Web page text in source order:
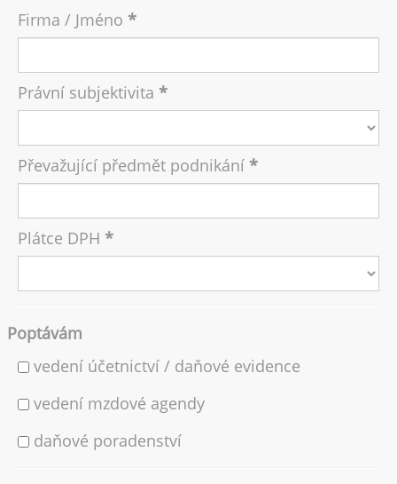
Důležitá čísla 2026 (2025 a 2024)
Slevy na dani 2023
Zdanění prodeje bytu a domu
Dodatečné uplatnění slev zaměstnancem
Publikování
Zdanění zahraničních příjmů
Kontakt
Kariéra
CZ DE
Firma / Jméno
Právní subjektivita
Převažující předmět podnikání
Plátce DPH
Poptávám
vedení účetnictví / daňové evidence
vedení mzdové agendy
daňové poradenství